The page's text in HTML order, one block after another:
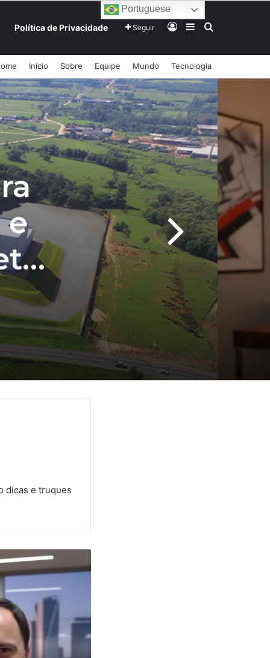
Política de Privacidade Seguir EntrarBarra Lateral
Procurar por
Início Sobre Equipe Mundo Tecnologia
e
dicas e truques
Portuguese